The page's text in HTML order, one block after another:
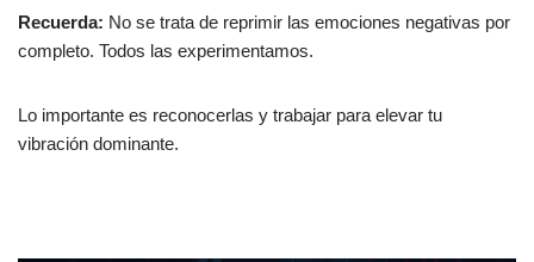
Recuerda: No se trata de reprimir las emociones negativas por
completo. Todos las experimentamos.
Lo importante es reconocerlas y trabajar para elevar tu
vibración dominante.